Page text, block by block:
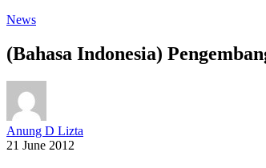
News
(Bahasa Indonesia)
Anung D Lizta
21 June 2012